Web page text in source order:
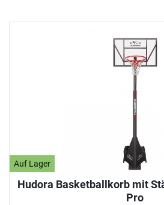
Auf Lager
Hudora Basketballkorb mit
Pro